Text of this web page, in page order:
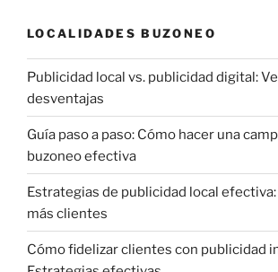
LOCALIDADES BUZONEO
Publicidad local vs. publicidad digital:
desventajas
Guía paso a paso: Cómo hacer una
buzoneo efectiva
Estrategias de publicidad local
más clientes
Cómo fidelizar clientes con publicidad